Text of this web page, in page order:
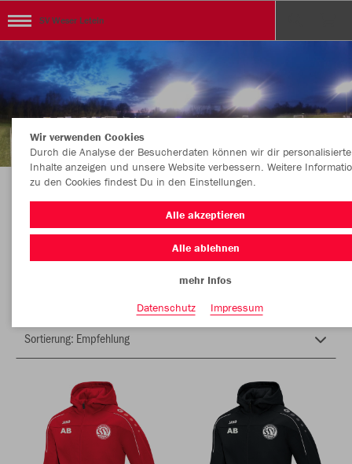
SV Weser Leteln
SV WESER LETELN
Farbe
Wir verwenden Cookies
Durch die Analyse der Besucherdaten können wir dir personalisierte
Inhalte anzeigen und unsere Website verbessern. Weitere
zu den Cookies findest Du in den Einstellungen.
Alle akzeptieren
Alle ablehnen
mehr Infos
Datenschutz
Impressum